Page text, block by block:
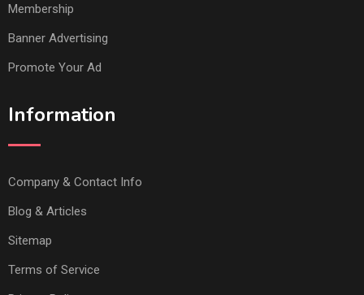
Membership
Banner Advertising
Promote Your Ad
Information
Company & Contact Info
Blog & Articles
Sitemap
Terms of Service